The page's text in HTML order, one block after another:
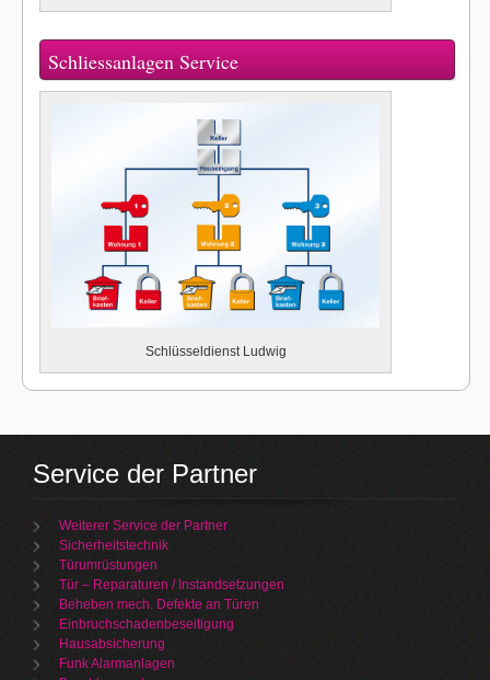
Schliessanlagen Service
Schlüsseldienst Ludwig
Service der Partner
Weiterer Service der Partner
Sicherheitstechnik
Türumrüstungen
Tür – Reparaturen / Instandsetzungen
Beheben mech. Defekte an Türen
Einbruchschadenbeseitigung
Hausabsicherung
Funk Alarmanlagen